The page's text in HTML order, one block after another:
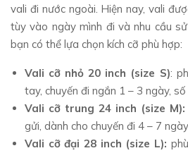
vali đi nước ngoài. Hiện nay, vali
tùy vào ngày mình đi và nhu cầu
bạn có thể lựa chọn kích cỡ phù hợp:
Vali cỡ nhỏ 20 inch (size S):
tay, chuyến đi ngắn 1 – 3 ngày,
Vali cỡ trung 24 inch (size M):
gửi, dành cho chuyến đi 4 – 7
Vali cỡ đại 28 inch (size L):